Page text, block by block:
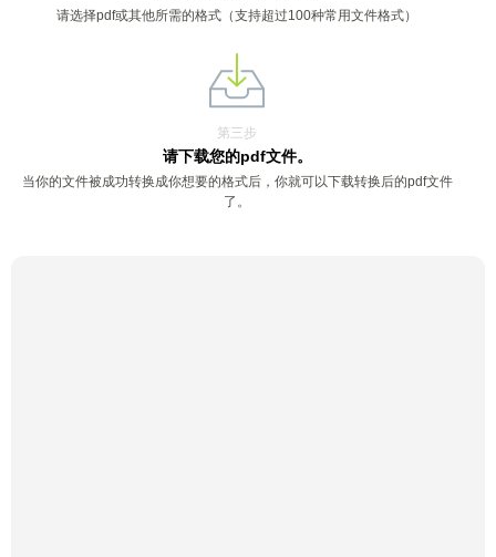
请选择pdf或其他所需的格式（支持超过100种常用文件格式）
第三步
请下载您的pdf文件。
当你的文件被成功转换成你想要的格式后，你就可以下载转换后的pdf文件
了。